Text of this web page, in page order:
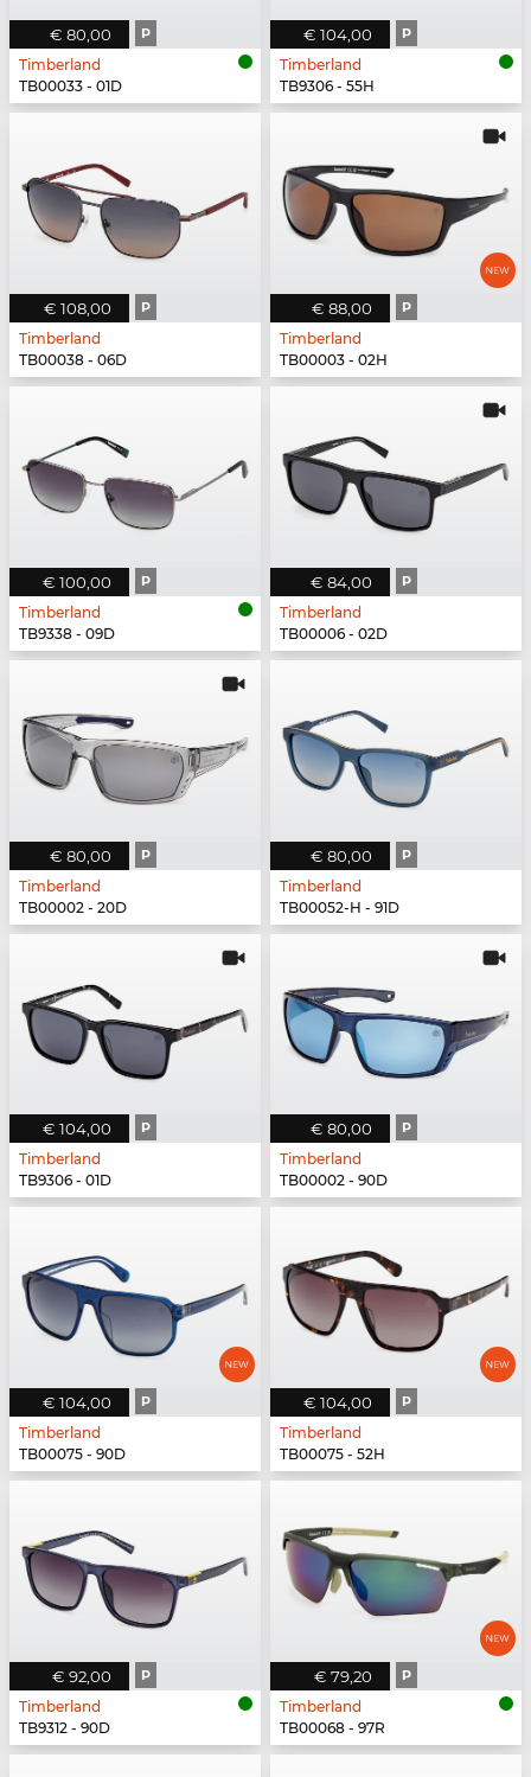
€ 80,00 P
Timberland
TB00033 - 01D
€ 104,00 P
Timberland
TB9306 - 55H
€ 108,00 P
Timberland
TB00038 - 06D
€ 88,00 P
Timberland
TB00003 - 02H
€ 100,00 P
Timberland
TB9338 - 09D
€ 84,00 P
Timberland
TB00006 - 02D
€ 80,00 P
Timberland
TB00002 - 20D
€ 80,00 P
Timberland
TB00052-H - 91D
€ 104,00 P
Timberland
TB9306 - 01D
€ 80,00 P
Timberland
TB00002 - 90D
€ 104,00 P
Timberland
TB00075 - 90D
€ 104,00 P
Timberland
TB00075 - 52H
€ 92,00 P
Timberland
TB9312 - 90D
€ 79,20 P
Timberland
TB00068 - 97R